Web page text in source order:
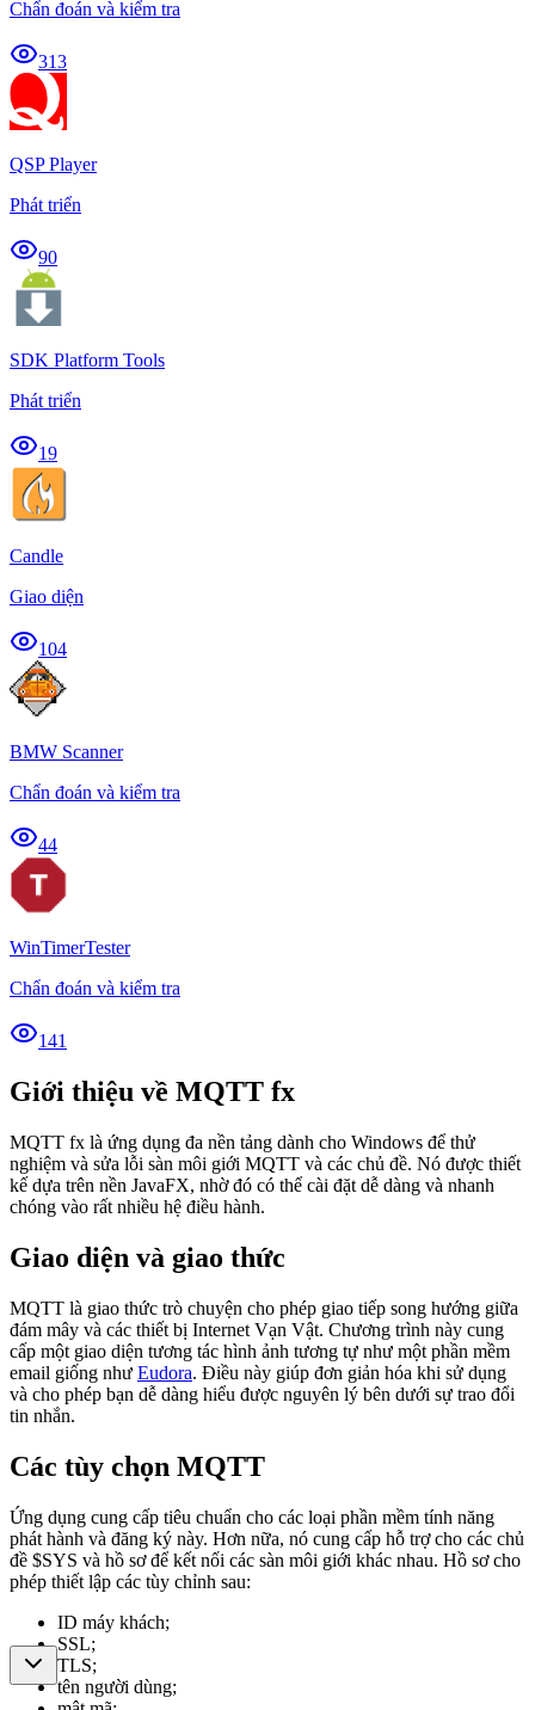
Chẩn đoán và kiểm tra
313
QSP Player
Phát triển
90
SDK Platform Tools
Phát triển
19
Candle
Giao diện
104
BMW Scanner
Chẩn đoán và kiểm tra
44
WinTimerTester
Chẩn đoán và kiểm tra
141
Giới thiệu về MQTT fx
MQTT fx là ứng dụng đa nền tảng dành cho Windows để thử
nghiệm và sửa lỗi sàn môi giới MQTT và các chủ đề. Nó được thiết
kế dựa trên nền JavaFX, nhờ đó có thể cài đặt dễ dàng và nhanh
chóng vào rất nhiều hệ điều hành.
Giao diện và giao thức
MQTT là giao thức trò chuyện cho phép giao tiếp song hướng giữa
đám mây và các thiết bị Internet Vạn Vật. Chương trình này cung
cấp một giao diện tương tác hình ảnh tương tự như một phần mềm
email giống như Eudora. Điều này giúp đơn giản hóa khi sử dụng
và cho phép bạn dễ dàng hiểu được nguyên lý bên dưới sự trao đổi
tin nhắn.
Các tùy chọn MQTT
Ứng dụng cung cấp tiêu chuẩn cho các loại phần mềm tính năng
phát hành và đăng ký này. Hơn nữa, nó cung cấp hỗ trợ cho các chủ
đề $SYS và hồ sơ để kết nối các sàn môi giới khác nhau. Hồ sơ cho
phép thiết lập các tùy chỉnh sau:
ID máy khách;
SSL;
TLS;
tên người dùng;